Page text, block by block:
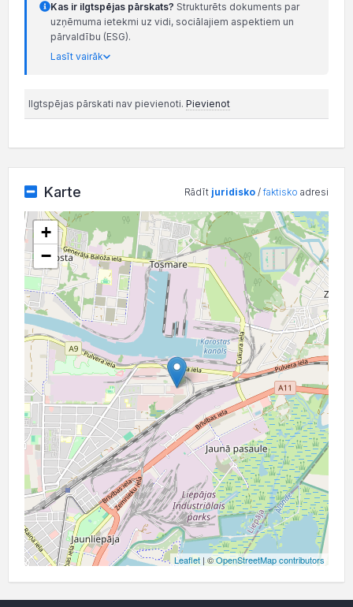
Kas ir ilgtspējas pārskats? Strukturēts dokuments par
uzņēmuma ietekmi uz vidi, sociālajiem aspektiem un
pārvaldību (ESG).
Lasīt vairāk
Ilgtspējas pārskati nav pievienoti. Pievienot
Karte Rādīt juridisko /faktisko adresi
+
−
Leaflet | ©OpenStreetMap contributors